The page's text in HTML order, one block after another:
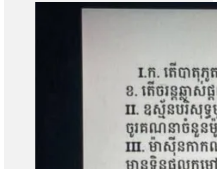
មុនមកវាមិនសូវរំពឹងប៉ុន្មានទេ អារឿងតុលាការ រឿងយុត្តិធម៌រឿងនេ
សម្ដេចបវធិបតី ហ៊ុន ម៉ាណែត សូមឱ្យគាត់ឡើងថ្មីធ្វើនាយករដ្ឋមន្ត្រីម
បាត់បង់ដីធ្លី»។ រីឯភរិយារបស់លោក ស្ងួន ញឿន គឺអ្នកស្រី អុំ សុភី បានច
ដោយសារតែក្រុមហ៊ុនជាអ្នកបំពានមកលើពួកខ្ញុំ បែរជាពួកគាត់មិនមាន
បំផ្លាញរបស់ទ្រព្យគេទេ»។ អ្នកស្រី អុំ សុភី ថាអ្នកស្រីនឹងប្ដឹងបន្តទ
អង្គការលីកាដូលោក អំ សំអាត មានប្រសាសន៍ថា ករណីដីធ្លីនៅភូមិឡព
តំណាងសហគមន៍ និងសមាជិកសហគមន៍ជាច្រើនត្រូវបានជាប់ពន្ធនា
រឿងនៅសាលាឧទ្ធរណ៍នេះ ពួកគាត់គួរត្រូវបានទទួលការលើកលែងច
ខេត្តកំពង់ឆ្នាំង មានជម្លោះដីធ្លីជាមួយក្រុមហ៊ុន ខេ.ឌី.ស៊ី (KDC) ដែ
ចំនួន១០៨គ្រួសារ។ ពលរដ្ឋដែលរងផលប៉ះពាល់បានតវ៉ាទាមទារ
ចំនួន៥នាក់គឺ លោក សៀង ហេង លោក ម៉ាង យ៉ាវ លោក គុជ…